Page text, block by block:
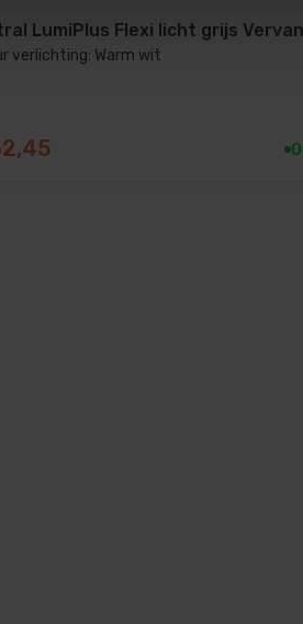
LumiPlus Flexi licht grijs
verlichting: Warm wit